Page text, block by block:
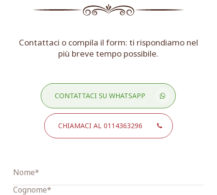
Contattaci o compila il form: ti rispondiamo nel
più breve tempo possibile.
CONTATTACI SU WHATSAPP
CHIAMACI AL 0114363296